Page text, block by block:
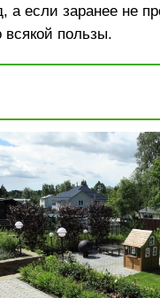
а если заранее не
всякой пользы.